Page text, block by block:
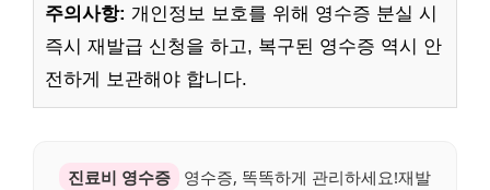
주의사항: 개인정보 보호를 위해 영수증 분실 시
즉시 재발급 신청을 하고, 복구된 영수증 역시 안
전하게 보관해야 합니다.
진료비 영수증
영수증, 똑똑하게 관리하세요!재발